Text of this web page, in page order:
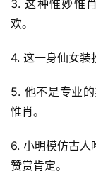
3. 这种惟妙惟
欢。
4. 这一身仙女装
5. 他不是专业
惟肖。
6. 小明模仿古人
赞赏肯定。